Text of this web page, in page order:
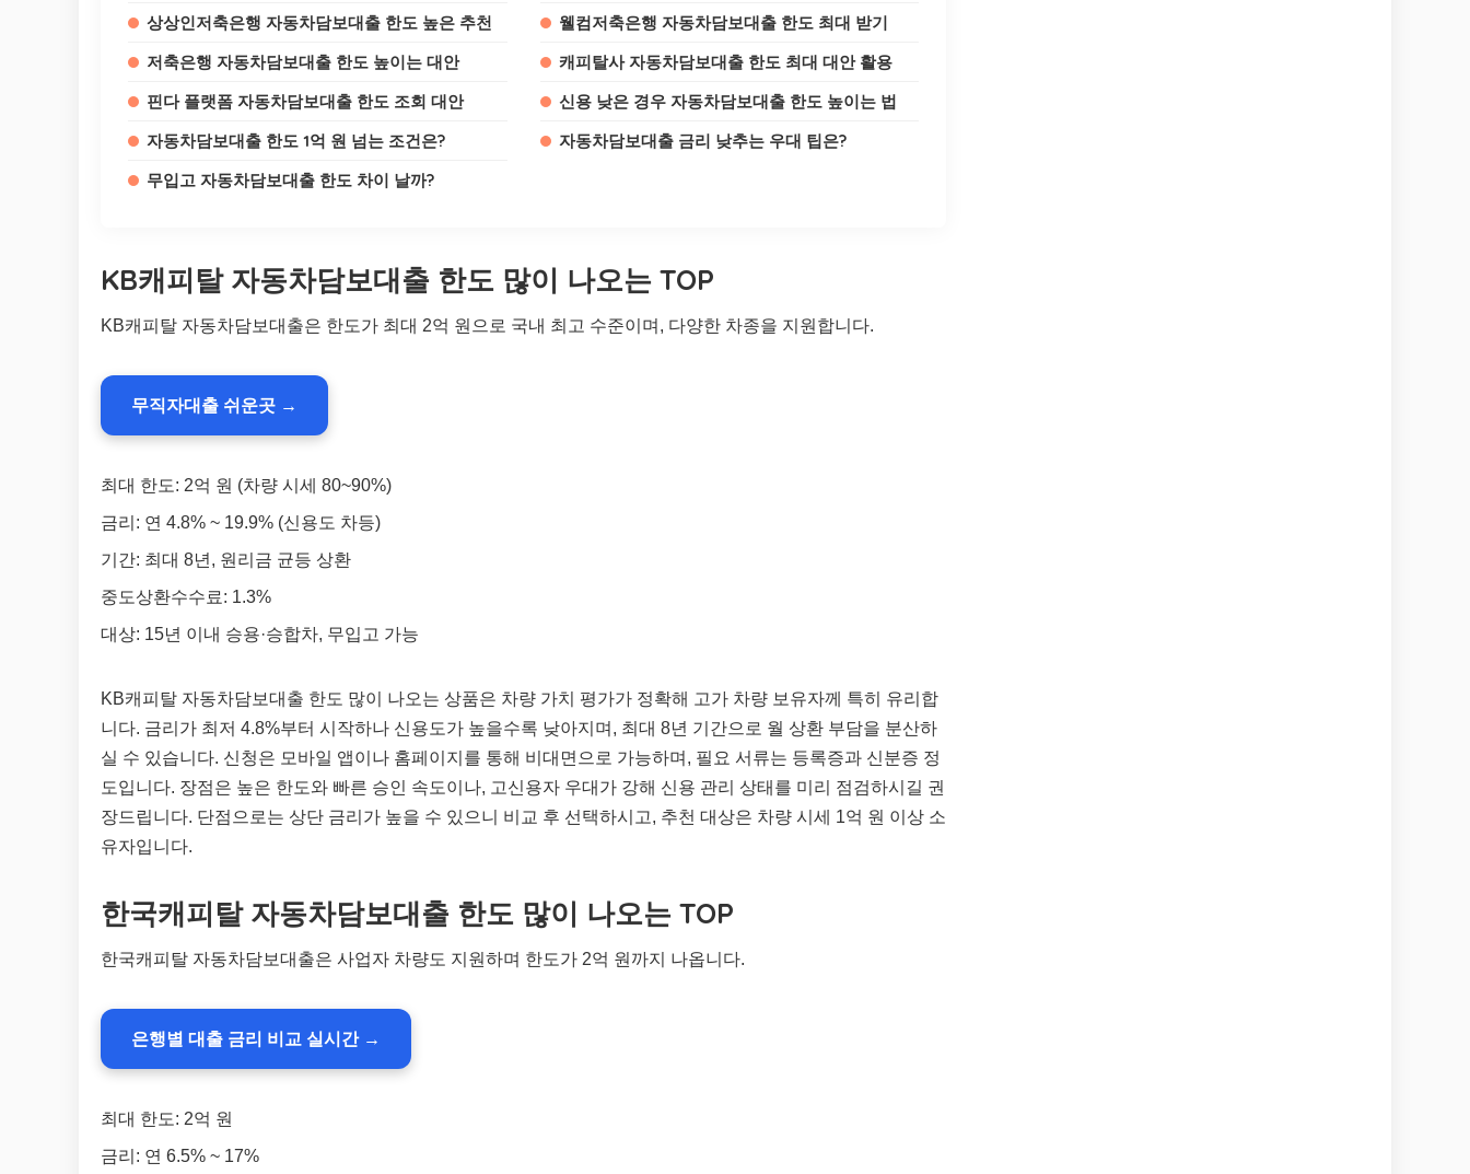
상상인저축은행 자동차담보대출 한도 높은 추천
웰컴저축은행 자동차담보대출 한도 최대 받기
저축은행 자동차담보대출 한도 높이는 대안
캐피탈사 자동차담보대출 한도 최대 대안 활용
핀다 플랫폼 자동차담보대출 한도 조회 대안
신용 낮은 경우 자동차담보대출 한도 높이는 법
자동차담보대출 한도 1억 원 넘는 조건은?
자동차담보대출 금리 낮추는 우대 팁은?
무입고 자동차담보대출 한도 차이 날까?
KB캐피탈 자동차담보대출 한도 많이 나오는 TOP
KB캐피탈 자동차담보대출은 한도가 최대 2억 원으로 국내 최고 수준이며, 다양한 차종을 지원합니다.
무직자대출 쉬운곳 →
최대 한도: 2억 원 (차량 시세 80~90%)
금리: 연 4.8% ~ 19.9% (신용도 차등)
기간: 최대 8년, 원리금 균등 상환
중도상환수수료: 1.3%
대상: 15년 이내 승용·승합차, 무입고 가능
KB캐피탈 자동차담보대출 한도 많이 나오는 상품은 차량 가치 평가가 정확해 고가 차량 보유자께 특히 유리합
니다. 금리가 최저 4.8%부터 시작하나 신용도가 높을수록 낮아지며, 최대 8년 기간으로 월 상환 부담을 분산하
실 수 있습니다. 신청은 모바일 앱이나 홈페이지를 통해 비대면으로 가능하며, 필요 서류는 등록증과 신분증 정
도입니다. 장점은 높은 한도와 빠른 승인 속도이나, 고신용자 우대가 강해 신용 관리 상태를 미리 점검하시길 권
장드립니다. 단점으로는 상단 금리가 높을 수 있으니 비교 후 선택하시고, 추천 대상은 차량 시세 1억 원 이상 소
유자입니다.
한국캐피탈 자동차담보대출 한도 많이 나오는 TOP
한국캐피탈 자동차담보대출은 사업자 차량도 지원하며 한도가 2억 원까지 나옵니다.
은행별 대출 금리 비교 실시간 →
최대 한도: 2억 원
금리: 연 6.5% ~ 17%